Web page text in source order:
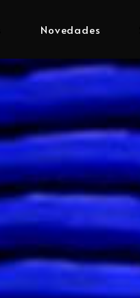
Novedades